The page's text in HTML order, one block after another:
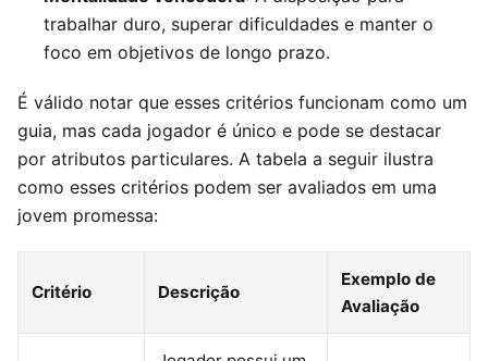
trabalhar duro, superar dificuldades e manter o
foco em objetivos de longo prazo.
É válido notar que esses critérios funcionam como um
guia, mas cada jogador é único e pode se destacar
por atributos particulares. A tabela a seguir ilustra
como esses critérios podem ser avaliados em uma
jovem promessa:
Critério Descrição
Exemplo de
Avaliação